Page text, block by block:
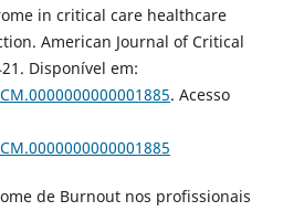
in critical care healthcare
American Journal of Critical
Disponível em:
. Acesso
de Burnout nos profissionais